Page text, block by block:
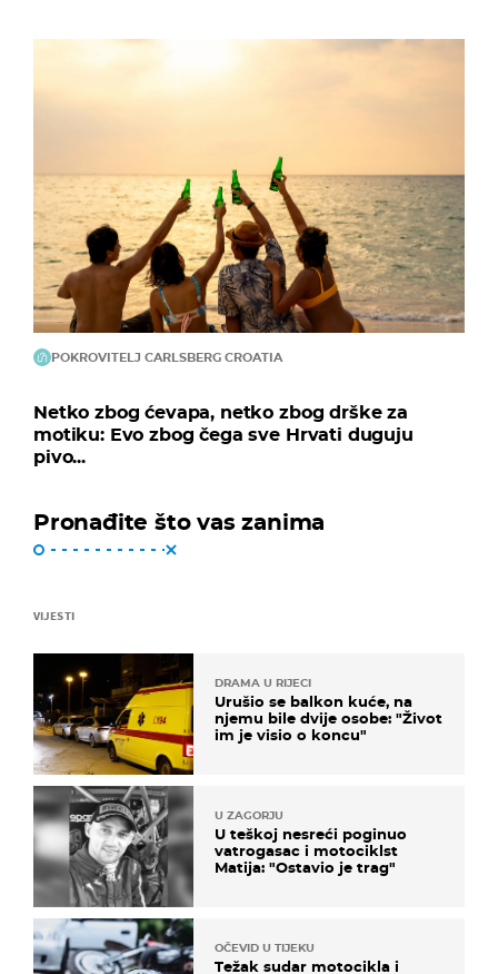
POKROVITELJ CARLSBERG CROATIA
Netko zbog ćevapa, netko zbog drške za
motiku: Evo zbog čega sve Hrvati duguju
pivo...
Pronađite što vas zanima
VIJESTI
DRAMA U RIJECI
Urušio se balkon kuće, na
njemu bile dvije osobe: "Život
im je visio o koncu"
U ZAGORJU
U teškoj nesreći poginuo
vatrogasac i motociklst
Matija: "Ostavio je trag"
OČEVID U TIJEKU
Težak sudar motocikla i